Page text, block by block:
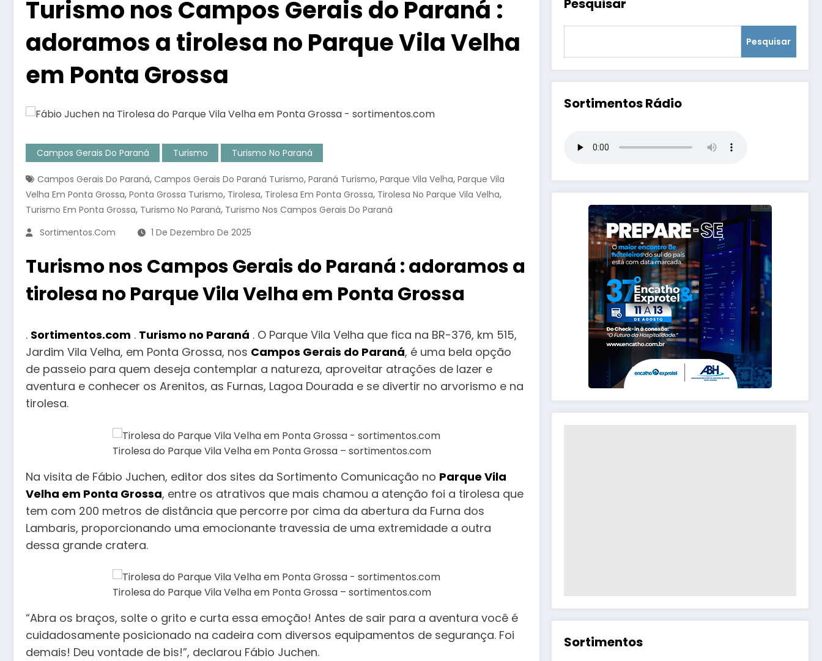
Turismo nos Campos Gerais do Paraná :
adoramos a tirolesa no Parque Vila Velha
em Ponta Grossa
Campos Gerais Do Paraná Turismo Turismo No Paraná
Campos Gerais Do Paraná, Campos Gerais Do Paraná Turismo, Paraná Turismo, Parque Vila Velha, Parque Vila
Velha Em Ponta Grossa, Ponta Grossa Turismo, Tirolesa, Tirolesa Em Ponta Grossa, Tirolesa No Parque Vila Velha,
Turismo Em Ponta Grossa, Turismo No Paraná, Turismo Nos Campos Gerais Do Paraná
Sortimentos.com
1 De Dezembro De 2025
Turismo nos Campos Gerais do Paraná : adoramos a
tirolesa no Parque Vila Velha em Ponta Grossa
. Sortimentos.com . Turismo no Paraná . O Parque Vila Velha que fica na BR-376, km 515,
Jardim Vila Velha, em Ponta Grossa, nos Campos Gerais do Paraná, é uma bela opção
de passeio para quem deseja contemplar a natureza, aproveitar atrações de lazer e
aventura e conhecer os Arenitos, as Furnas, Lagoa Dourada e se divertir no arvorismo e na
tirolesa.
Tirolesa do Parque Vila Velha em Ponta Grossa – sortimentos.com
Na visita de Fábio Juchen, editor dos sites da Sortimento Comunicação no Parque Vila
Velha em Ponta Grossa, entre os atrativos que mais chamou a atenção foi a tirolesa que
tem com 200 metros de distância que percorre por cima da abertura da Furna dos
Lambaris, proporcionando uma emocionante travessia de uma extremidade a outra
dessa grande cratera.
Tirolesa do Parque Vila Velha em Ponta Grossa – sortimentos.com
“Abra os braços, solte o grito e curta essa emoção! Antes de sair para a aventura você é
cuidadosamente posicionado na cadeira com diversos equipamentos de segurança. Foi
demais! Deu vontade de bis!”, declarou Fábio Juchen.
Pesquisar
Pesquisar
Sortimentos Rádio
Sortimentos